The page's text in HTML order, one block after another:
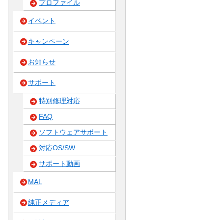
プロファイル
イベント
キャンペーン
お知らせ
サポート
特別修理対応
FAQ
ソフトウェアサポート
対応OS/SW
サポート動画
MAL
純正メディア